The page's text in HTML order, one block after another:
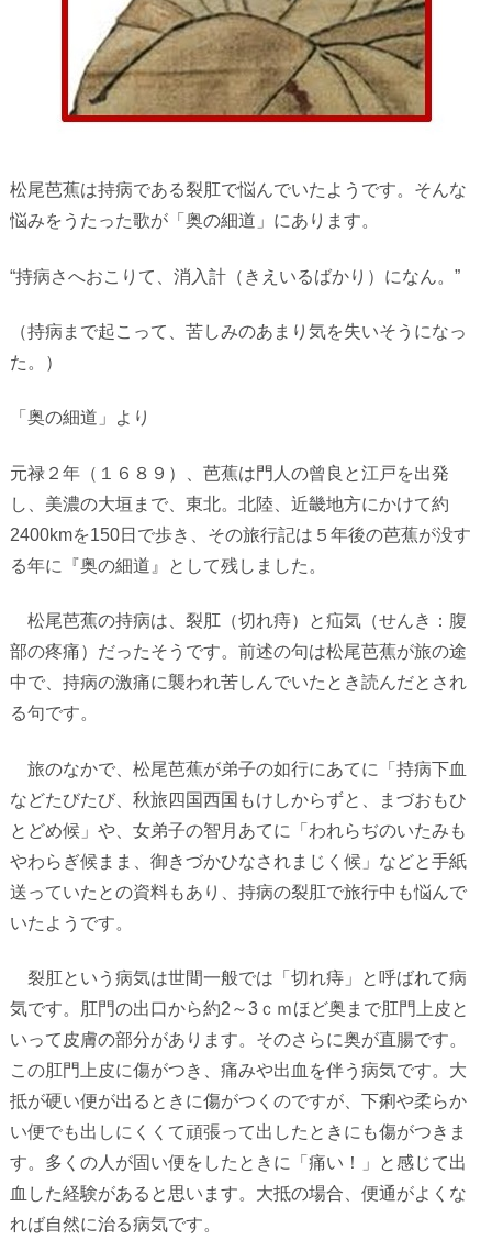
松尾芭蕉は持病である裂肛で悩んでいたようです。そんな
悩みをうたった歌が「奥の細道」にあります。
“持病さへおこりて、消入計（きえいるばかり）になん。”
（持病まで起こって、苦しみのあまり気を失いそうになっ
た。）
「奥の細道」より
元禄２年（１６８９）、芭蕉は門人の曾良と江戸を出発
し、美濃の大垣まで、東北。北陸、近畿地方にかけて約
2400kmを150日で歩き、その旅行記は５年後の芭蕉が没す
る年に『奥の細道』として残しました。
松尾芭蕉の持病は、裂肛（切れ痔）と疝気（せんき：腹
部の疼痛）だったそうです。前述の句は松尾芭蕉が旅の途
中で、持病の激痛に襲われ苦しんでいたとき読んだとされ
る句です。
旅のなかで、松尾芭蕉が弟子の如行にあてに「持病下血
などたびたび、秋旅四国西国もけしからずと、まづおもひ
とどめ候」や、女弟子の智月あてに「われらぢのいたみも
やわらぎ候まま、御きづかひなされまじく候」などと手紙
送っていたとの資料もあり、持病の裂肛で旅行中も悩んで
いたようです。
裂肛という病気は世間一般では「切れ痔」と呼ばれて病
気です。肛門の出口から約2 ～3ｃｍほど奥まで肛門上皮と
いって皮膚の部分があります。そのさらに奥が直腸です。
この肛門上皮に傷がつき、痛みや出血を伴う病気です。大
抵が硬い便が出るときに傷がつくのですが、下痢や柔らか
い便でも出しにくくて頑張って出したときにも傷がつきま
す。多くの人が固い便をしたときに「痛い！」と感じて出
血した経験があると思います。大抵の場合、便通がよくな
れば自然に治る病気です。